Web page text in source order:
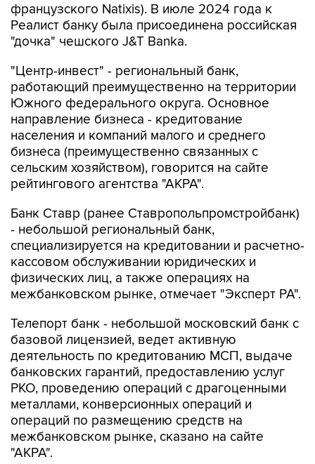
французского Natixis). В июле 2024 года к
Реалист банку была присоединена российская
"дочка" чешского J&T Banka.
"Центр-инвест" - региональный банк,
работающий преимущественно на территории
Южного федерального округа. Основное
направление бизнеса - кредитование
населения и компаний малого и среднего
бизнеса (преимущественно связанных с
сельским хозяйством), говорится на сайте
рейтингового агентства "АКРА".
Банк Ставр (ранее Ставропольпромстройбанк)
- небольшой региональный банк,
специализируется на кредитовании и расчетно-
кассовом обслуживании юридических и
физических лиц, а также операциях на
межбанковском рынке, отмечает "Эксперт РА".
Телепорт банк - небольшой московский банк с
базовой лицензией, ведет активную
деятельность по кредитованию МСП, выдаче
банковских гарантий, предоставлению услуг
РКО, проведению операций с драгоценными
металлами, конверсионных операций и
операций по размещению средств на
межбанковском рынке, сказано на сайте
"АКРА".